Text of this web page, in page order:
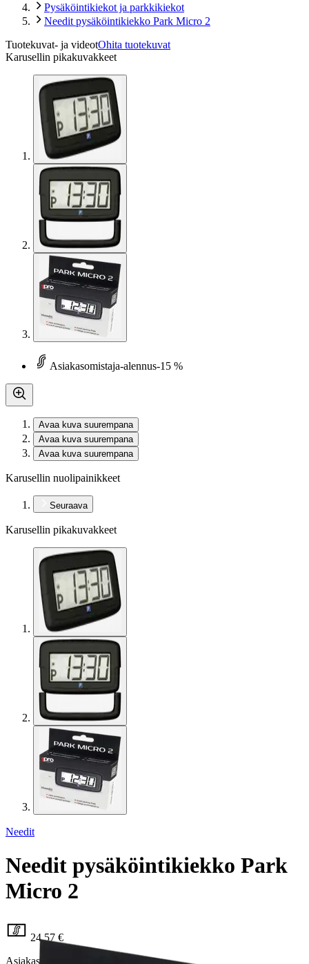
Pysäköintikiekot ja parkkikiekot
Needit pysäköintikiekko Park Micro 2
Tuotekuvat- ja videotOhita tuotekuvat
Karusellin pikakuvakkeet
Asiakasomistaja-alennus-15 %
Avaa kuva suurempana
Avaa kuva suurempana
Avaa kuva suurempana
Karusellin nuolipainikkeet
Seuraava
Karusellin pikakuvakkeet
Needit
Needit pysäköintikiekko Park
Micro 2
24,57 €
Asiakasomistajahinta